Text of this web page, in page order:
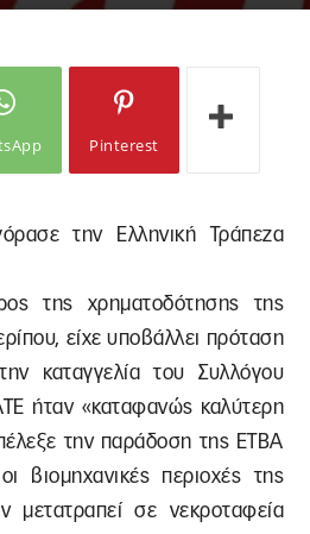
Pinterest
την Ελληνική Τράπεζα
της χρηματοδότησης της
είχε υποβάλλει πρόταση
καταγγελία του Συλλόγου
ήταν «καταφανώς καλύτερη
την παράδοση της ΕΤΒΑ
βιομηχανικές περιοχές της
μετατραπεί σε νεκροταφεία